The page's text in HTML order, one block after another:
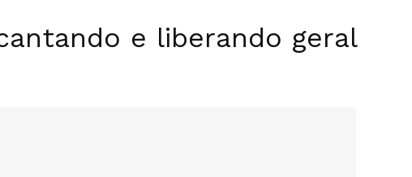
e liberando geral